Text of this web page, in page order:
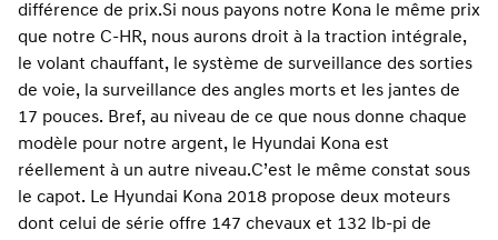
différence de prix.Si nous payons notre Kona le même prix
que notre C-HR, nous aurons droit à la traction intégrale,
le volant chauffant, le système de surveillance des sorties
de voie, la surveillance des angles morts et les jantes de
17 pouces. Bref, au niveau de ce que nous donne chaque
modèle pour notre argent, le Hyundai Kona est
réellement à un autre niveau.C’est le même constat sous
le capot. Le Hyundai Kona 2018 propose deux moteurs
dont celui de série offre 147 chevaux et 132 lb-pi de